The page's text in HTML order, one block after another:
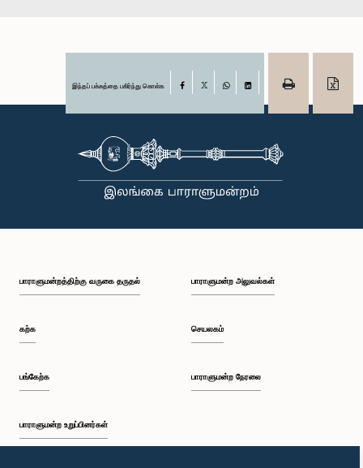
இந்தப் பக்கத்தை பகிர்ந்து கொள்க Facebook
பாராளுமன்றத்திற்கு வருகை தருதல்
கற்க
பங்கேற்க
பாராளுமன்ற உறுப்பினர்கள்
பாராளுமன்ற அலுவல்கள்
செயலகம்
பாராளுமன்ற நேரலை